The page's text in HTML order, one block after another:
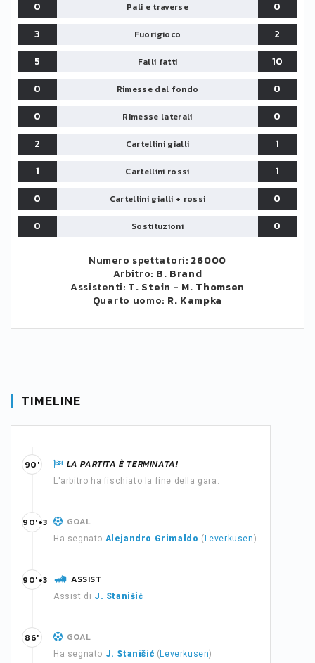
0 Pali e traverse
0
3
Fuorigioco
2
5
Falli fatti
10
0
Rimesse dal fondo
0
0
Rimesse laterali
0
2
Cartellini gialli
1
1
Cartellini rossi
1
0
Cartellini gialli + rossi
0
0
Sostituzioni 0
Numero spettatori: 26000
Arbitro: B. Brand
Assistenti: T. Stein - M. Thomsen
Quarto uomo: R. Kampka
TIMELINE
LA PARTITA È TERMINATA!
L'arbitro ha fischiato la fine della gara.
90'
GOAL
Ha segnato Alejandro Grimaldo ( Leverkusen)
90'+3
ASSIST
Assist di J. Stanišić
90'+3
GOAL
Ha segnato J. Stanišić ( Leverkusen)
86'